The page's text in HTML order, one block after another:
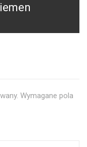
Wymagane pola